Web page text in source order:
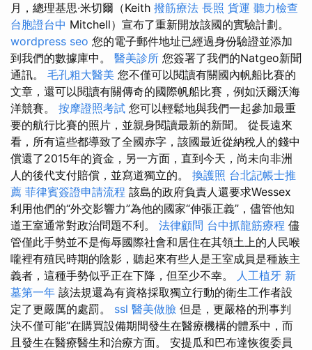
月，總理基思·米切爾（Keith 撥筋療法 長照 貨運 聽力檢查
台胞證台中 Mitchell）宣布了重新開放該國的實驗計劃。
wordpress seo 您的電子郵件地址已經過身份驗證並添加
到我們的數據庫中。 醫美診所 您簽署了我們的Natgeo新聞
通訊。 毛孔粗大醫美 您不僅可以閱讀有關國內帆船比賽的
文章，還可以閱讀有關傳奇的國際帆船比賽，例如沃爾沃海
洋競賽。 按摩證照考試 您可以輕鬆地與我們一起參加最重
要的航行比賽的照片，並親身閱讀最新的新聞。 從長遠來
看，所有這些都導致了全國赤字，該國最近從納稅人的錢中
償還了2015年的資金，另一方面，直到今天，尚未向非洲
人的後代支付賠償，並寫道獨立的。 換護照 台北記帳士推
薦 菲律賓簽證申請流程 該島的政府負責人還要求Wessex
利用他們的“外交影響力”為他的國家“伸張正義”，儘管他知
道王室通常對政治問題不利。 法律顧問 台中抓龍筋療程 儘
管僅此手勢並不是侮辱國際社會和居住在其領土上的人民喉
嚨裡有殖民時期的陰影，聽起來有些人是王室成員是種族主
義者，這種手勢似乎正在下降，但至少不幸。 人工植牙 新
墓第一年 該法規還為有資格採取獨立行動的衛生工作者設
定了更嚴厲的處罰。 ssl 醫美做臉 但是，更嚴格的刑事判
決不僅可能“在購買設備期間發生在醫療機構的體系中，而
且發生在醫療醫生和治療方面。 安提瓜和巴布達恢復委員